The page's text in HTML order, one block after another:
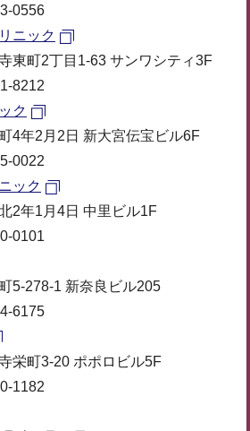
0556
ニック
東町2丁目1-63 サンワシティ3F
8212
ク
4年2月2日 新大宮伝宝ビル6F
0022
ック
2年1月4日 中里ビル1F
0101
5-278-1 新奈良ビル205
6175
栄町3-20 ポポロビル5F
1182